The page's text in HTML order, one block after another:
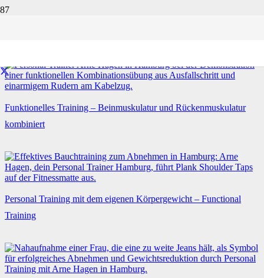
Funktionelles Training – Beinmuskulatur und Rückenmuskulatur
kombiniert
Personal Training mit dem eigenen Körpergewicht – Functional
Training